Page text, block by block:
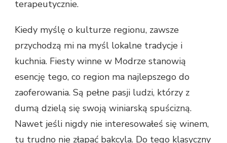
terapeutycznie.
Kiedy myślę o kulturze regionu, zawsze
przychodzą mi na myśl lokalne tradycje i
kuchnia. Fiesty winne w Modrze stanowią
esencję tego, co region ma najlepszego do
zaoferowania. Są pełne pasji ludzi, którzy z
dumą dzielą się swoją winiarską spuścizną.
Nawet jeśli nigdy nie interesowałeś się winem,
tu trudno nie złapać bakcyla. Do tego klasyczny